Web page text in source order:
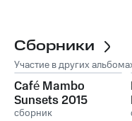
Сборники
Участие в других
Café Mambo
Sunsets 2015
сборник